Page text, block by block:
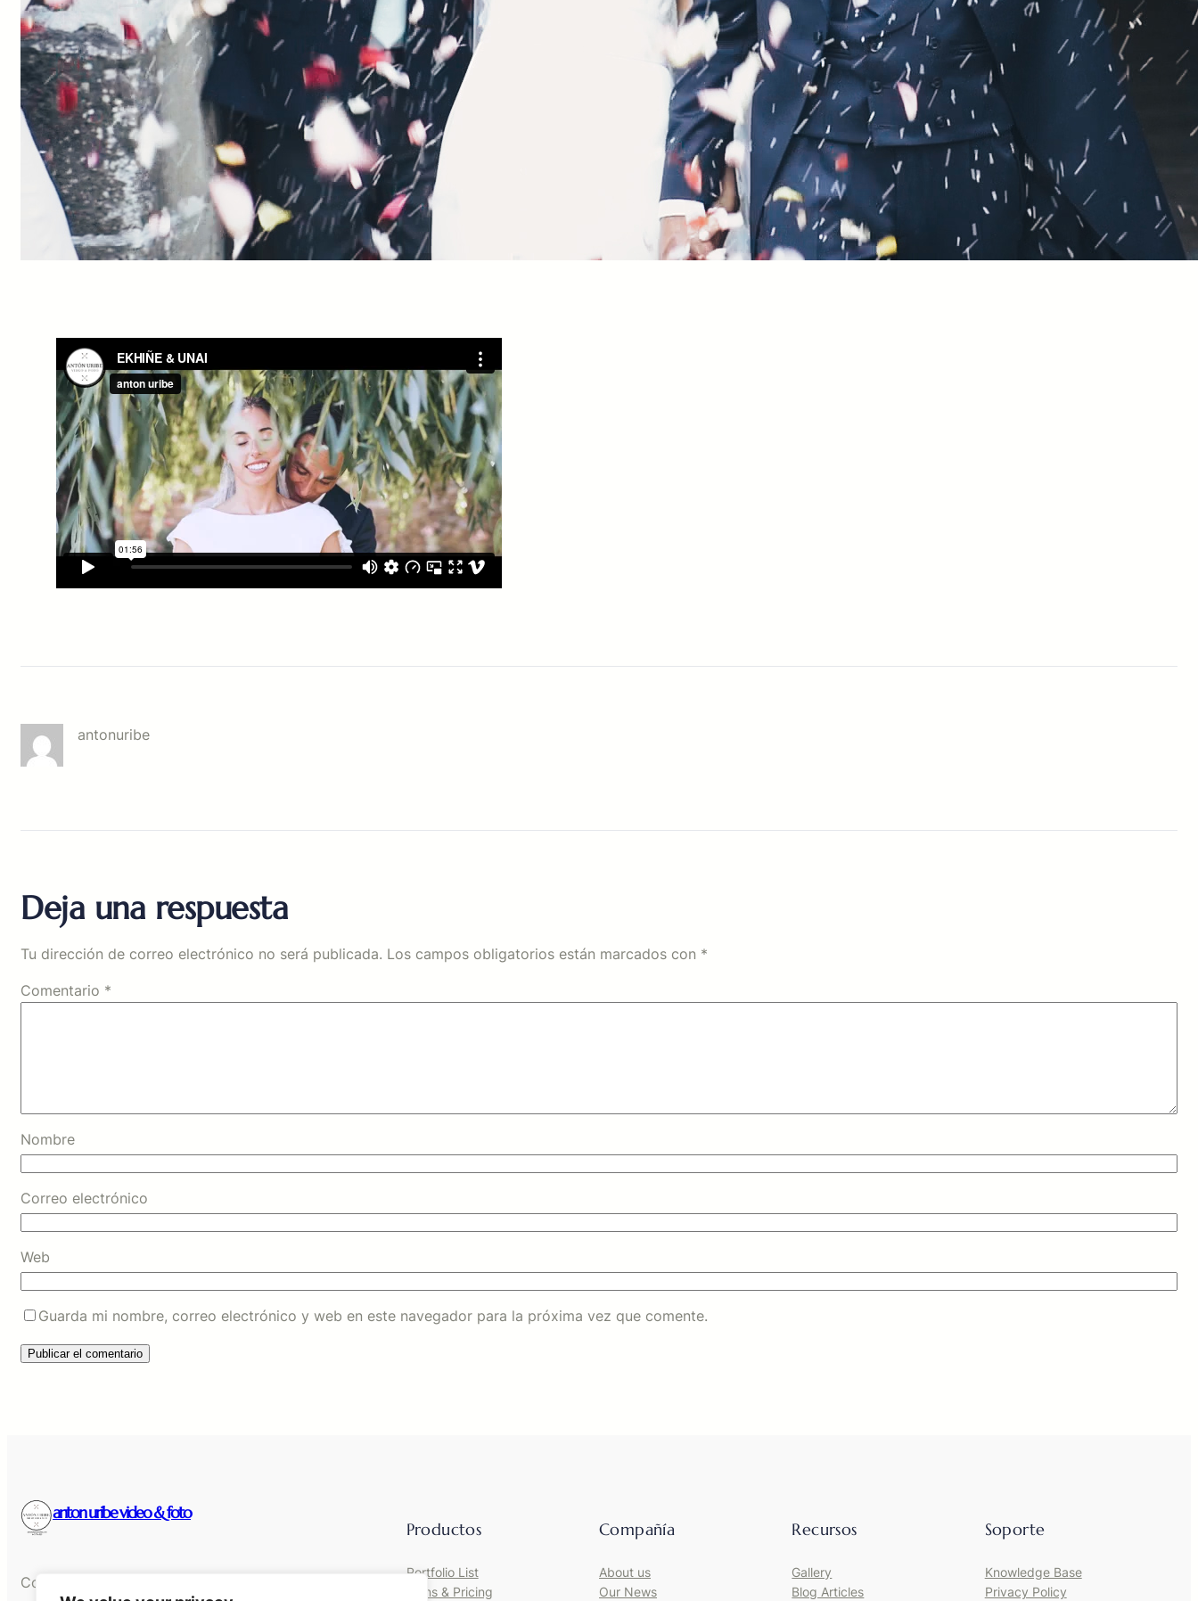
antonuribe
Deja una respuesta
Tu dirección de correo electrónico no será publicada. Los campos obligatorios están marcados con *
Comentario *
Nombre
Correo electrónico
Web
Guarda mi nombre, correo electrónico y web en este navegador para la próxima vez que comente.
anton uribe video & foto
Contacto: 647776525 anton@antonuribe.com
Productos
Portfolio List
Plans & Pricing
Compañía
About us
Our News
Recursos
Gallery
Blog Articles
Soporte
Knowledge Base
Privacy Policy